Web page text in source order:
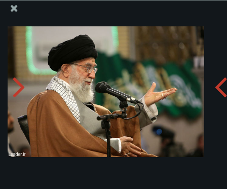
บรรดานักอ่านบทลำนำอะฮ์ลุลบัยต์ เข้าพบท่านผู้สูงสุดการ
ปฏิวัติอิสลาม
อัพโหลดอัลบั่ม: